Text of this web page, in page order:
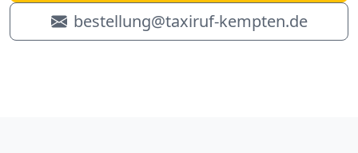
bestellung@taxiruf-kempten.de